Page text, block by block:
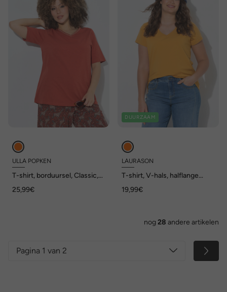
ULLA POPKEN
T-shirt, borduursel, Classic,
25,99€
DUURZAAM
LAURASON
T-shirt, V-hals, halflange
Green
19,99€
nog 28 andere artikelen
Pagina 1 van 2